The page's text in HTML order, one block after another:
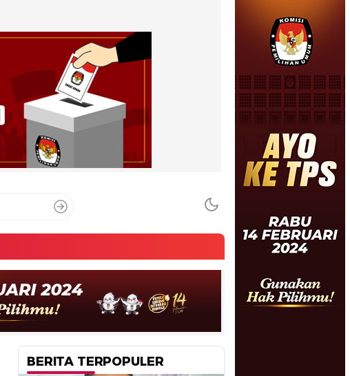
BERITA TERPOPULER